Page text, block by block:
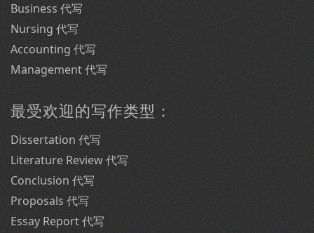
Business 代写
Nursing 代写
Accounting 代写
Management 代写
最受欢迎的写作类型：
Dissertation 代写
Literature Review 代写
Conclusion 代写
Proposals 代写
Essay Report 代写